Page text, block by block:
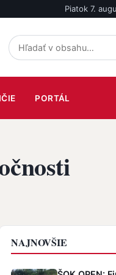
Piatok 7.
PORTÁL
NAJNOVŠIE